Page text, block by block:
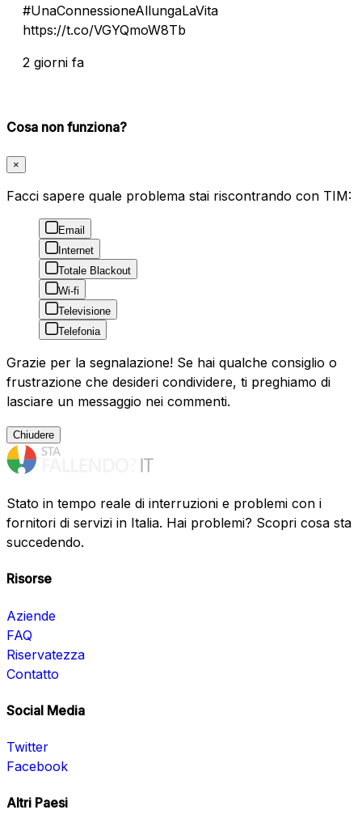
#UnaConnessioneAllungaLaVita
https://t.co/VGYQmoW8Tb
2 giorni fa
Cosa non funziona?
×
Facci sapere quale problema stai riscontrando con TIM:
Email
Internet
Totale Blackout
Wi-fi
Televisione
Telefonia
Grazie per la segnalazione! Se hai qualche consiglio o
frustrazione che desideri condividere, ti preghiamo di
lasciare un messaggio nei commenti.
Chiudere
Stato in tempo reale di interruzioni e problemi con i
fornitori di servizi in Italia. Hai problemi? Scopri cosa sta
succedendo.
Risorse
Aziende
FAQ
Riservatezza
Contatto
Social Media
Twitter
Facebook
Altri Paesi